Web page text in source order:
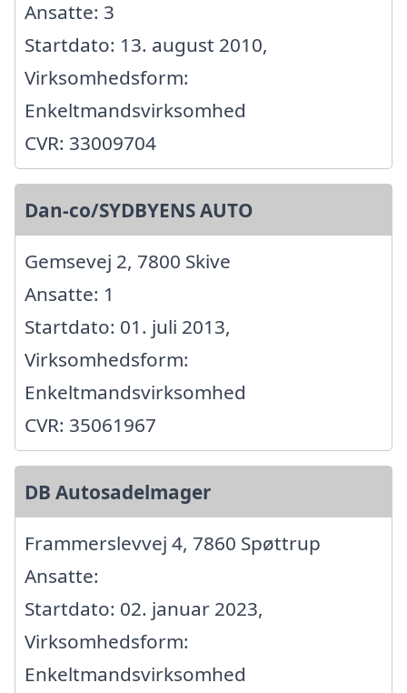
Ansatte: 3
Startdato: 13. august 2010,
Virksomhedsform:
Enkeltmandsvirksomhed
CVR: 33009704
Dan-co/SYDBYENS AUTO
Gemsevej 2, 7800 Skive
Ansatte: 1
Startdato: 01. juli 2013,
Virksomhedsform:
Enkeltmandsvirksomhed
CVR: 35061967
DB Autosadelmager
Frammerslevvej 4, 7860 Spøttrup
Ansatte:
Startdato: 02. januar 2023,
Virksomhedsform:
Enkeltmandsvirksomhed